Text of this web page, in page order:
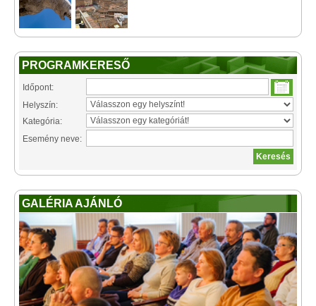
PROGRAMKERESŐ
Időpont:
Helyszín:
Kategória:
Esemény neve:
GALÉRIA AJÁNLÓ